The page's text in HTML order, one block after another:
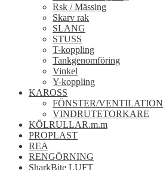
Rsk / Mässing
Skarv rak
SLANG
STUSS
T-koppling
Tankgenomföring
Vinkel
Y-koppling
KAROSS
FÖNSTER/VENTILATION
VINDRUTETORKARE
KÖLRULLAR.m.m
PROPLAST
REA
RENGÖRNING
SharkBite LUFT